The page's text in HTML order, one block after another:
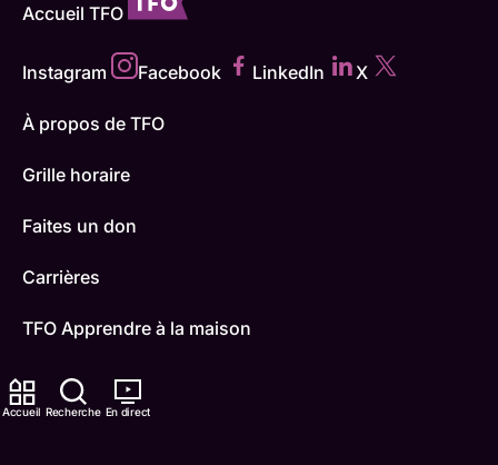
Accueil Recherche En direct
Accueil TFO
Instagram Facebook LinkedIn X
À propos de TFO
Grille horaire
Faites un don
Carrières
TFO Apprendre à la maison
Comment nous capter